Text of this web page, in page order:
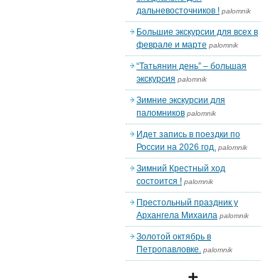
дальневосточников ! palomnik
Большие экскурсии для всех в
феврале и марте palomnik
“Татьянин день” – большая
экскурсия palomnik
Зимние экскурсии для
паломников palomnik
Идет запись в поездки по
России на 2026 год. palomnik
Зимний Крестный ход
состоится ! palomnik
Престольный праздник у
Архангела Михаила palomnik
Золотой октябрь в
Петропавловке. palomnik